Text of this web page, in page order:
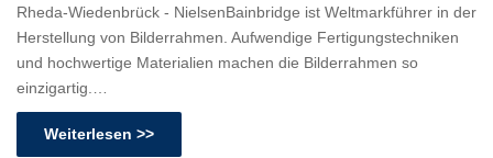
Rheda-Wiedenbrück - NielsenBainbridge ist Weltmarkführer in der
Herstellung von Bilderrahmen. Aufwendige Fertigungstechniken
und hochwertige Materialien machen die Bilderrahmen so
einzigartig.…
Weiterlesen >>